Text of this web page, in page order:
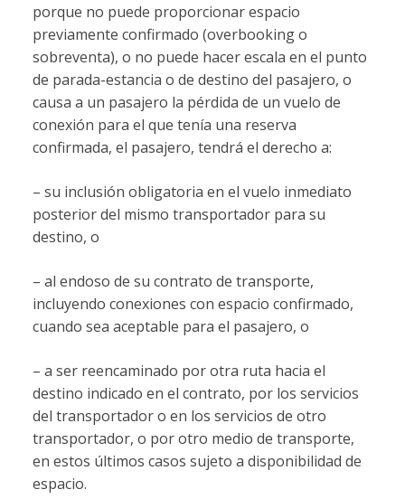
porque no puede proporcionar espacio
previamente confirmado (overbooking o
sobreventa), o no puede hacer escala en el punto
de parada-estancia o de destino del pasajero, o
causa a un pasajero la pérdida de un vuelo de
conexión para el que tenía una reserva
confirmada, el pasajero, tendrá el derecho a:
– su inclusión obligatoria en el vuelo inmediato
posterior del mismo transportador para su
destino, o
– al endoso de su contrato de transporte,
incluyendo conexiones con espacio confirmado,
cuando sea aceptable para el pasajero, o
– a ser reencaminado por otra ruta hacia el
destino indicado en el contrato, por los servicios
del transportador o en los servicios de otro
transportador, o por otro medio de transporte,
en estos últimos casos sujeto a disponibilidad de
espacio.